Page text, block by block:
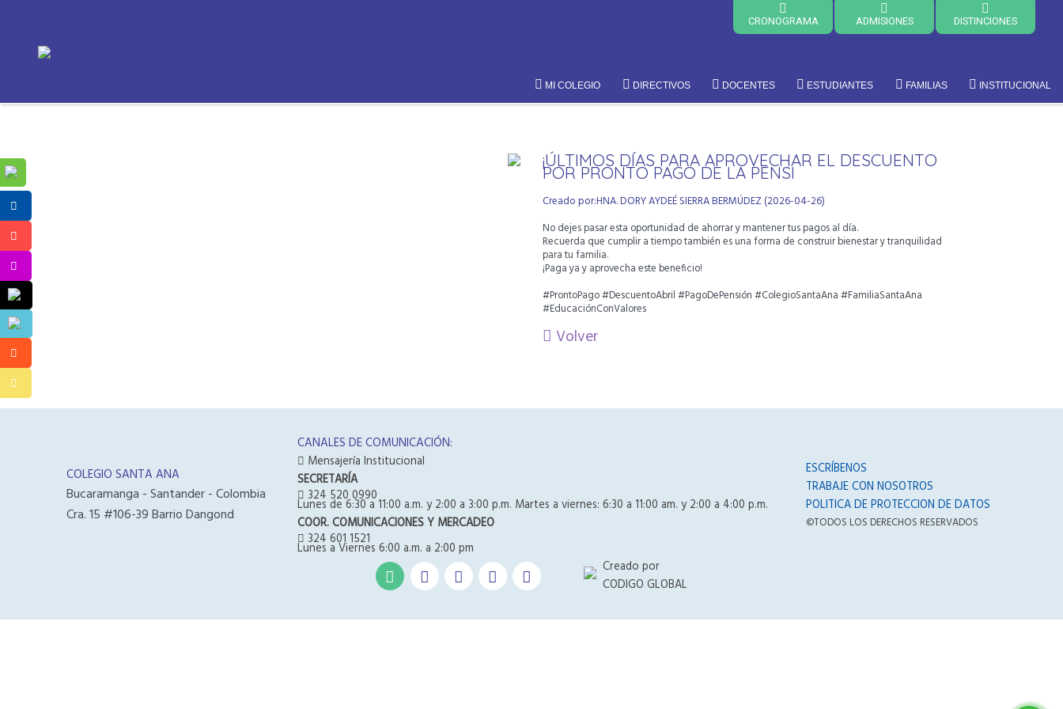
CRONOGRAMA ADMISIONES DISTINCIONES
MI COLEGIO DIRECTIVOS DOCENTES ESTUDIANTES FAMILIAS INSTITUCIONAL
¡ÚLTIMOS DÍAS PARA APROVECHAR EL DESCUENTO
POR PRONTO PAGO DE LA PENSI
Creado por:HNA. DORY AYDEÉ SIERRA BERMÚDEZ (2026-04-26)
No dejes pasar esta oportunidad de ahorrar y mantener tus pagos al día.
Recuerda que cumplir a tiempo también es una forma de construir bienestar y tranquilidad
para tu familia.
¡Paga ya y aprovecha este beneficio!
#ProntoPago #DescuentoAbril #PagoDePensión #ColegioSantaAna #FamiliaSantaAna
#EducaciónConValores
Volver
COLEGIO SANTA ANA
Bucaramanga - Santander - Colombia
Cra. 15 #106-39 Barrio Dangond
CANALES DE COMUNICACIÓN:
Mensajería Institucional
SECRETARÍA
324 520 0990
Lunes de 6:30 a 11:00 a.m. y 2:00 a 3:00 p.m. Martes a viernes: 6:30 a 11:00 am. y 2:00 a 4:00 p.m.
COOR. COMUNICACIONES Y MERCADEO
324 601 1521
Lunes a Viernes 6:00 a.m. a 2:00 pm
ESCRÍBENOS
TRABAJE CON NOSOTROS
POLITICA DE PROTECCION DE DATOS
©TODOS LOS DERECHOS RESERVADOS
Creado por
CODIGO GLOBAL